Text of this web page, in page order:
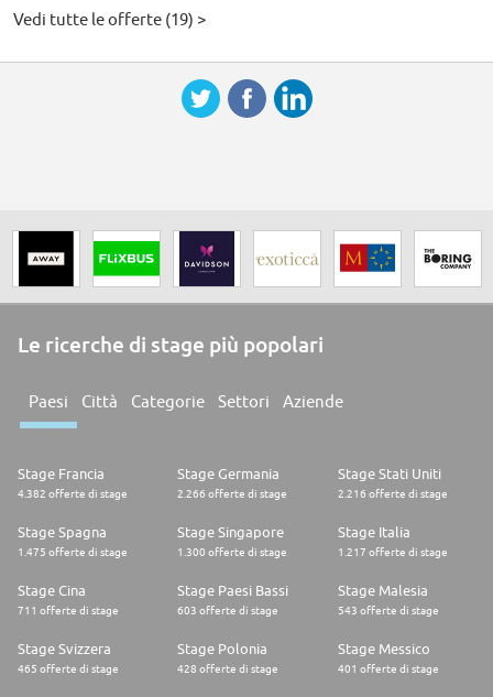
Vedi tutte le offerte (19) >
Le ricerche di stage più popolari
Paesi Città Categorie Settori Aziende
Stage Francia
4.382 offerte di stage
Stage Germania
2.266 offerte di stage
Stage Stati Uniti
2.216 offerte di stage
Stage Spagna
1.475 offerte di stage
Stage Singapore
1.300 offerte di stage
Stage Italia
1.217 offerte di stage
Stage Cina
711 offerte di stage
Stage Paesi Bassi
603 offerte di stage
Stage Malesia
543 offerte di stage
Stage Svizzera
465 offerte di stage
Stage Polonia
428 offerte di stage
Stage Messico
401 offerte di stage